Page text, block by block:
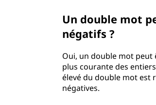
Un double mot
négatifs ?
Oui, un double mot
plus courante des
élevé du double mot est
négatives.